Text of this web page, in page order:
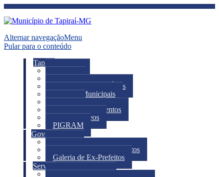
Alternar navegaçãoMenu
Pular para o conteúdo
Tapiraí
Telefones e Links Úteis
Feriados Municipais
Calendário de eventos
Fotos e Vídeos
PIGRAM
Governo
Secretarias e Departamentos
Galeria de Ex-Prefeitos
Serviço